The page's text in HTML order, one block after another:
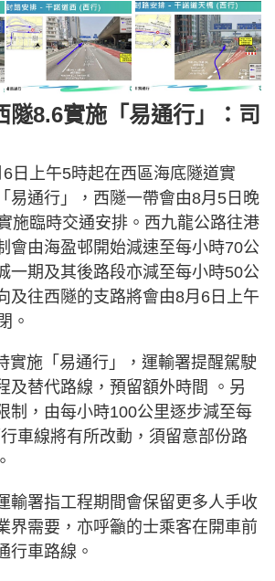
隧8.6實施「易通行」：司
6日上午5時起在西區海底隧道實
易通行」，西隧一帶會由8月5日晚
施臨時交通安排。西九龍公路往港
會由海盈邨開始減速至每小時70公
一期及其後路段亦減至每小時50公
及往西隧的支路將會由8月6日上午
。
實施「易通行」，運輸署提醒駕駛
及替代路線，預留額外時間 。另
制，由每小時100公里逐步減至每
車線將有所改動，須留意部份路
輸署指工程期間會保留更多人手收
界需要，亦呼籲的士乘客在開車前
行車路線。